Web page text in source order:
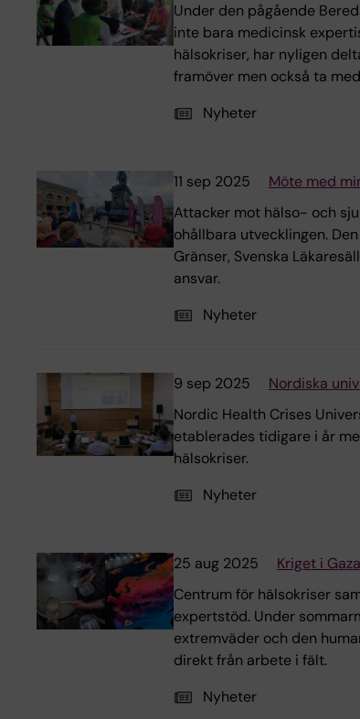
Under den pågående
inte bara medicinsk
hälsokriser, har nyligen
framöver men också ta
Nyheter
11 sep 2025
Möte med
Attacker mot hälso- och
ohållbara utvecklingen.
Gränser, Svenska
ansvar.
Nyheter
9 sep 2025
Nordiska
Nordic Health Crises
etablerades tidigare i år
hälsokriser.
Nyheter
25 aug 2025
Kriget i
Centrum för hälsokriser
expertstöd. Under
extremväder och den
direkt från arbete i fält.
Nyheter